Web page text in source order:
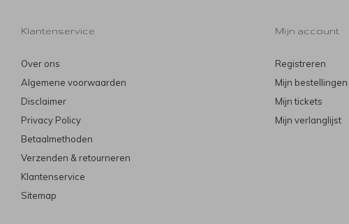
Klantenservice
Over ons
Algemene voorwaarden
Disclaimer
Privacy Policy
Betaalmethoden
Verzenden & retourneren
Klantenservice
Sitemap
Mijn account
Registreren
Mijn bestellingen
Mijn tickets
Mijn verlanglijst